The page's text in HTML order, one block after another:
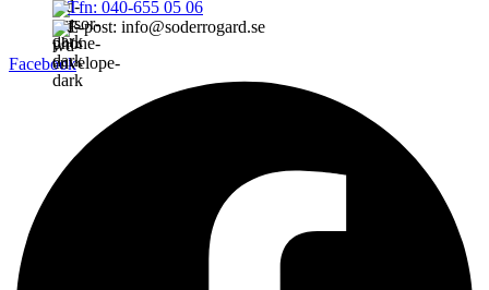
Tfn: 040-655 05 06
E-post: info@soderrogard.se
Facebook